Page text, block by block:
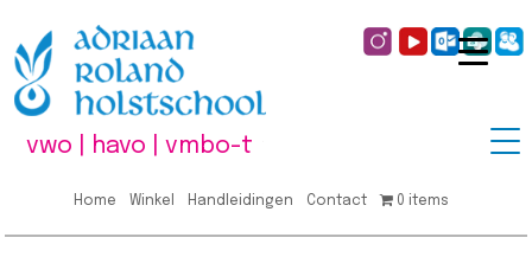
vwo | havo | vmbo-t
Home Winkel Handleidingen Contact 0 items